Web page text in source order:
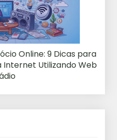
Online: 9 Dicas para
Internet Utilizando Web